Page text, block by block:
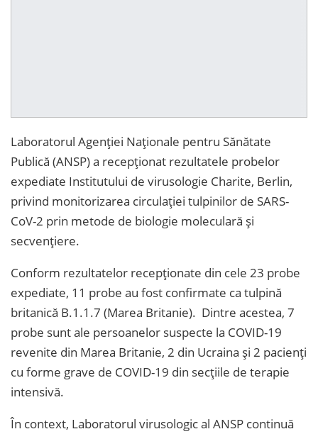
Laboratorul Agenţiei Naţionale pentru Sănătate
Publică (ANSP) a recepţionat rezultatele probelor
expediate Institutului de virusologie Charite, Berlin,
privind monitorizarea circulaţiei tulpinilor de SARS-
CoV-2 prin metode de biologie moleculară şi
secvenţiere.
Conform rezultatelor recepţionate din cele 23 probe
expediate, 11 probe au fost confirmate ca tulpină
britanică B.1.1.7 (Marea Britanie). Dintre acestea, 7
probe sunt ale persoanelor suspecte la COVID-19
revenite din Marea Britanie, 2 din Ucraina şi 2 pacienţi
cu forme grave de COVID-19 din secţiile de terapie
intensivă.
În context, Laboratorul virusologic al ANSP continuă